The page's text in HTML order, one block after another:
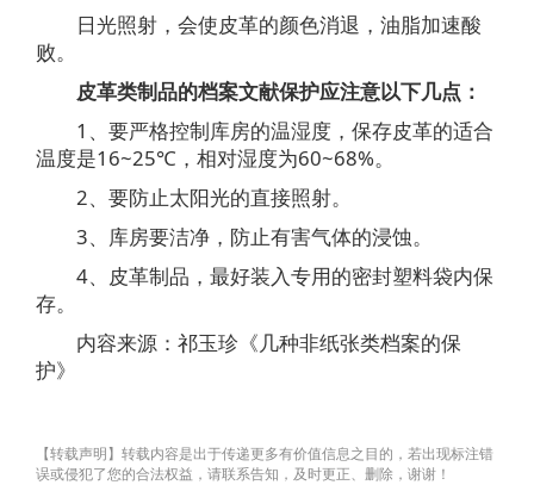
日光照射，会使皮革的颜色消退，油脂加速酸
败。
皮革类制品的档案文献保护应注意以下几点：
1、要严格控制库房的温湿度，保存皮革的适合
温度是16~25℃，相对湿度为60~68%。
2、要防止太阳光的直接照射。
3、库房要洁净，防止有害气体的浸蚀。
4、皮革制品，最好装入专用的密封塑料袋内保
存。
内容来源：祁玉珍《几种非纸张类档案的保
护》
【转载声明】转载内容是出于传递更多有价值信息之目的，若出现标注错
误或侵犯了您的合法权益，请联系告知，及时更正、删除，谢谢！